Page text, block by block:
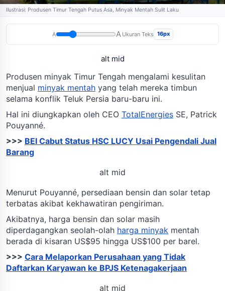
Ilustrasi: Produsen Timur Tengah Putus Asa, Minyak Mentah Sulit Laku
A A Ukuran Teks 16px
alt mid
Produsen minyak Timur Tengah mengalami kesulitan
menjual minyak mentah yang telah mereka timbun
selama konflik Teluk Persia baru-baru ini.
Hal ini diungkapkan oleh CEO TotalEnergies SE, Patrick
Pouyanné.
>>> BEI Cabut Status HSC LUCY Usai Pengendali Jual
Barang
alt mid
Menurut Pouyanné, persediaan bensin dan solar tetap
terbatas akibat kekhawatiran pengiriman.
Akibatnya, harga bensin dan solar masih
diperdagangkan seolah-olah harga minyak mentah
berada di kisaran US$95 hingga US$100 per barel.
>>> Cara Melaporkan Perusahaan yang Tidak
Daftarkan Karyawan ke BPJS Ketenagakerjaan
alt mid